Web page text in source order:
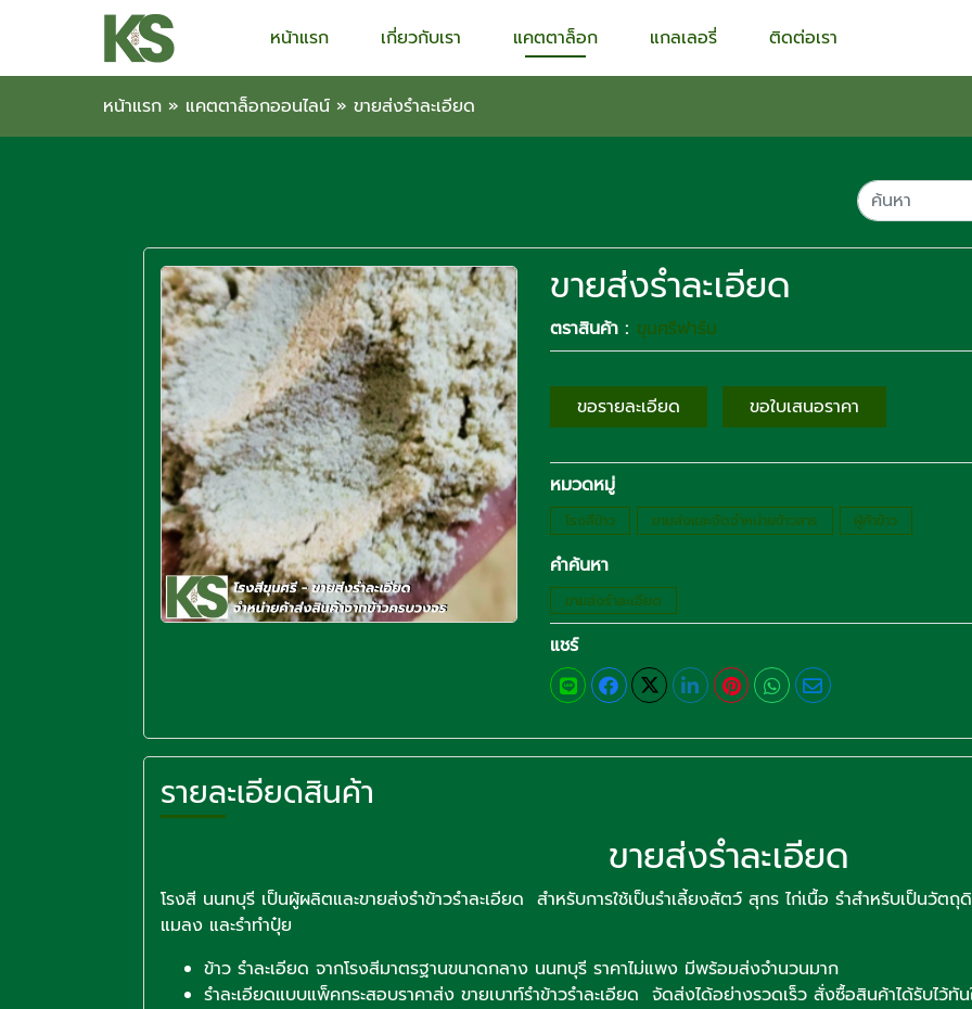
หน้าแรก เกี่ยวกับเรา แคตตาล็อก แกลเลอรี่ ติดต่อเรา
หน้าแรก » แคตตาล็อกออนไลน์ » ขายส่งรำละเอียด
ขายส่งรำละเอียด
ตราสินค้า : ขุนศรีฟาร์ม
ขอรายละเอียด ขอใบเสนอราคา
หมวดหมู่
โรงสีข้าว ขายส่งและจัดจำหน่ายข้าวสาร ผู้ค้าข้าว
คำค้นหา
ขายส่งรำละเอียด
แชร์
รายละเอียดสินค้า
ขายส่งรำละเอียด
โรงสี นนทบุรี เป็นผู้ผลิตและขายส่งรำข้าวรำละเอียด สำหรับการใช้เป็นรำเลี้ยงสัตว์ สุกร ไก่เนื้อ รำสำหรับเป็นวัต
แมลง และรำทำปุ๋ย
ข้าว รำละเอียด จากโรงสีมาตรฐานขนาดกลาง นนทบุรี ราคาไม่แพง มีพร้อมส่งจำนวนมาก
รำละเอียดแบบแพ็คกระสอบราคาส่ง ขายเบาท์รำข้าวรำละเอียด จัดส่งได้อย่างรวดเร็ว สั่งซื้อสินค้าได้รับไว้ทั